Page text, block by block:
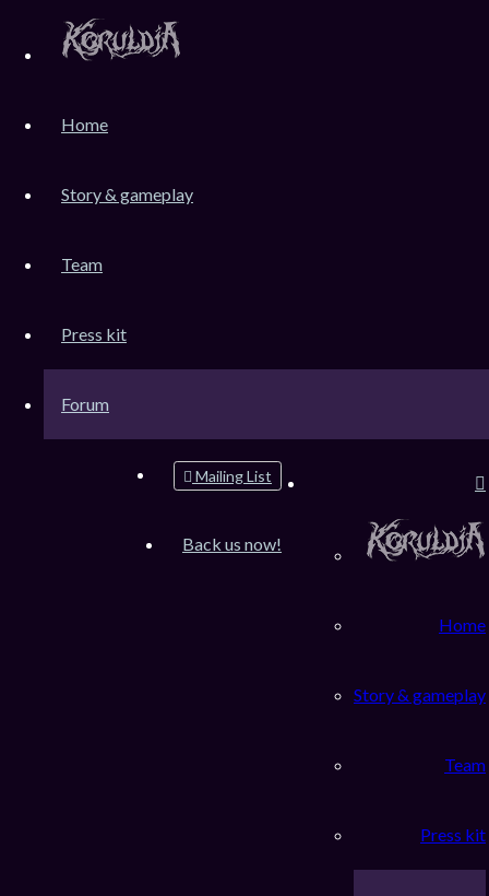
Home
Story & gameplay
Team
Press kit
Forum
Home
Story & gameplay
Team
Press kit
Mailing List
Back us now!
Sujets actifs
Rechercher
Connexion